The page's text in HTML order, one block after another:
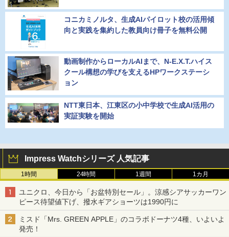
コニカミノルタ、生成AIパイロット校の活用傾
向と実践を集約した教員向け冊子を無料公開
動画制作からローカルAIまで、N-E.X.T.ハイス
クール構想の学びを支えるHPワークステーシ
ョン
NTT東日本、江東区の小中学校で生成AI活用の
実証実験を開始
Impress Watchシリーズ 人気記事
1時間 24時間 1週間 1カ月
ユニクロ、今日から「お盆特別セール」。涼感シアサッカーワン
ピース待望値下げ、撥水ギアショーツは1990円に
ミスド「Mrs. GREEN APPLE」のコラボドーナツ4種、いよいよ
発売！